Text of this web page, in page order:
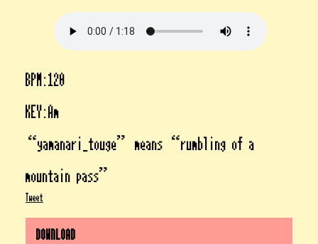
BPM:120
KEY:Am
“yamanari_touge” means “rumbling of a
mountain pass”
Tweet
DOWNLOAD